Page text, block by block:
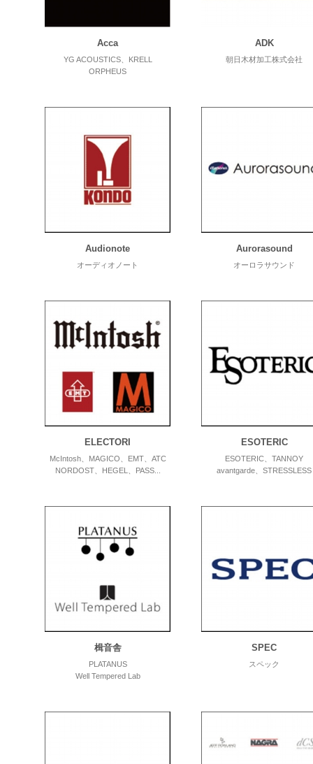
Acca
YG ACOUSTICS、KRELL
ORPHEUS
ADK
朝日木材加工株式会社
Audionote
オーディオノート
Aurorasound
オーロラサウンド
ELECTORI
McIntosh、MAGICO、EMT、ATC
NORDOST、HEGEL、PASS...
ESOTERIC
ESOTERIC、TANNOY
avantgarde、STRESSLESS
楫音舎
PLATANUS
Well Tempered Lab
SPEC
スペック